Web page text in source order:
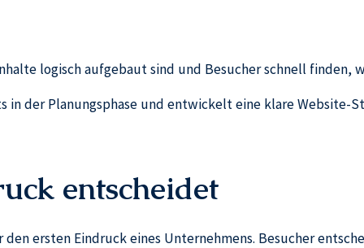
logisch aufgebaut sind und Besucher schnell finden,
der Planungsphase und entwickelt eine klare Website-
entscheidet
ersten Eindruck eines Unternehmens. Besucher